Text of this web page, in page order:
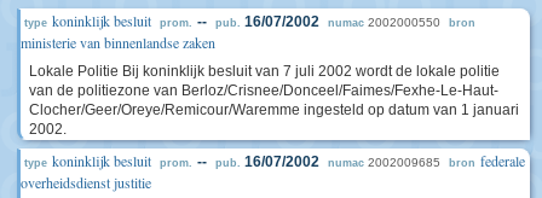
type koninklijk besluit prom. -- pub. 16/07/2002 numac 2002000550 bron
ministerie van binnenlandse zaken
Lokale Politie Bij koninklijk besluit van 7 juli 2002 wordt de lokale politie
van de politiezone van Berloz/Crisnee/Donceel/Faimes/Fexhe-Le-Haut-
Clocher/Geer/Oreye/Remicour/Waremme ingesteld op datum van 1 januari
2002.
type koninklijk besluit prom. -- pub. 16/07/2002 numac 2002009685 bron federale
overheidsdienst justitie